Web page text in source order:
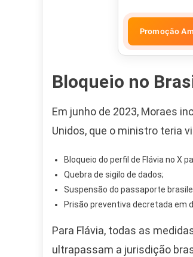
Promoção
Bloqueio no
Em junho de 2023, Moraes
Unidos, que o ministro teria
Bloqueio do perfil de Flávia no X
Quebra de sigilo de dados;
Suspensão do passaporte
Prisão preventiva decretada em
Para Flávia, todas as
ultrapassam a jurisdição